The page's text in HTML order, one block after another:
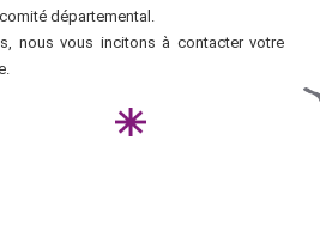
départemental.
nous vous incitons à contacter votre